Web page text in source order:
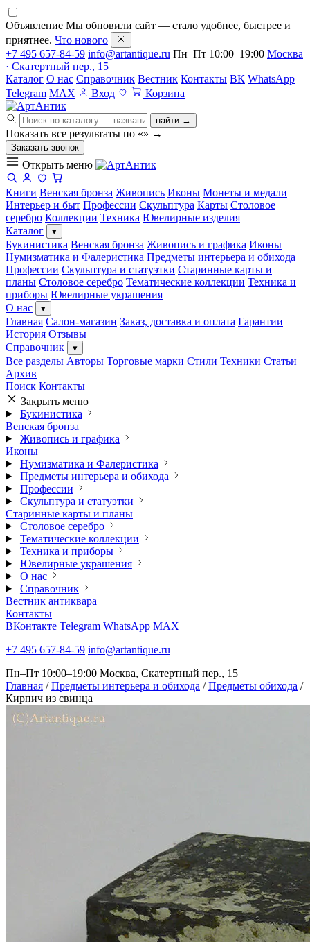
Объявление Мы обновили сайт — стало удобнее, быстрее и
приятнее. Что нового
+7 495 657-84-59 info@artantique.ru Пн–Пт 10:00–19:00 Москва
· Скатертный пер., 15
Каталог О нас Справочник Вестник Контакты ВК WhatsApp
Telegram MAX Вход Корзина
найти →
Показать все результаты по «» →
Заказать звонок
Открыть меню
Книги Венская бронза Живопись Иконы Монеты и медали
Интерьер и быт Профессии Скульптура Карты Столовое
серебро Коллекции Техника Ювелирные изделия
Каталог
▾
Букинистика Венская бронза Живопись и графика Иконы
Нумизматика и Фалеристика Предметы интерьера и обихода
Профессии Скульптура и статуэтки Старинные карты и
планы Столовое серебро Тематические коллекции Техника и
приборы Ювелирные украшения
О нас
▾
Главная Салон-магазин Заказ, доставка и оплата Гарантии
История Отзывы
Справочник
▾
Все разделы Авторы Торговые марки Стили Техники Статьи
Архив
Поиск Контакты
Закрыть меню
Букинистика
Венская бронза
Живопись и графика
Иконы
Нумизматика и Фалеристика
Предметы интерьера и обихода
Профессии
Скульптура и статуэтки
Старинные карты и планы
Столовое серебро
Тематические коллекции
Техника и приборы
Ювелирные украшения
О нас
Справочник
Вестник антиквара
Контакты
ВКонтакте Telegram WhatsApp MAX
+7 495 657-84-59 info@artantique.ru
Пн–Пт 10:00–19:00 Москва, Скатертный пер., 15
Главная / Предметы интерьера и обихода / Предметы обихода /
Кирпич из свинца